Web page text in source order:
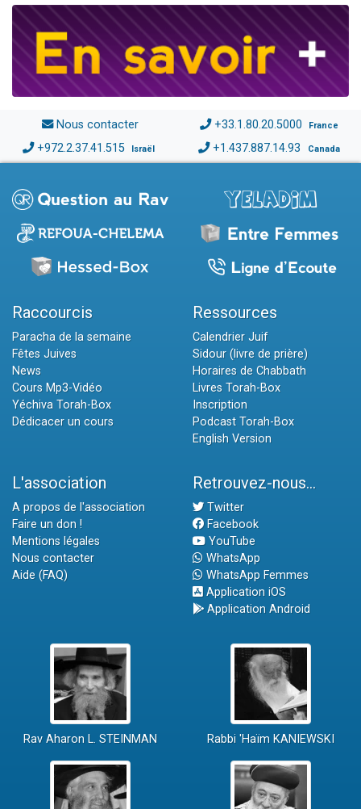
Nous contacter +33.1.80.20.5000 France
+972.2.37.41.515 Israël +1.437.887.14.93 Canada
Raccourcis
Paracha de la semaine
Fêtes Juives
News
Cours Mp3-Vidéo
Yéchiva Torah-Box
Dédicacer un cours
Ressources
Calendrier Juif
Sidour (livre de prière)
Horaires de Chabbath
Livres Torah-Box
Inscription
Podcast Torah-Box
English Version
L'association
A propos de l'association
Faire un don !
Mentions légales
Nous contacter
Aide (FAQ)
Retrouvez-nous...
Twitter
Facebook
YouTube
WhatsApp
WhatsApp Femmes
Application iOS
Application Android
Rav Aharon L. STEINMAN Rabbi 'Haïm KANIEWSKI